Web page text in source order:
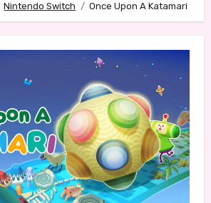
Nintendo Switch Once Upon A Katamari